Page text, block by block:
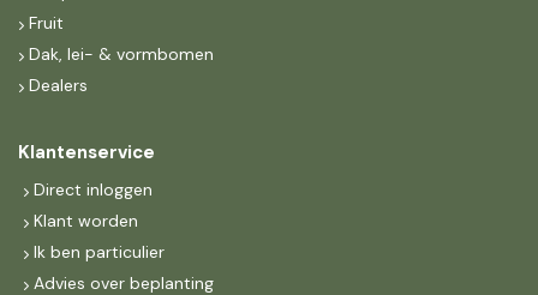
Fruit
Dak, lei- & vormbomen
Dealers
Klantenservice
Direct inloggen
Klant worden
Ik ben particulier
Advies over beplanting